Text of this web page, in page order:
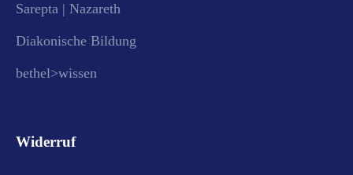
Sarepta | Nazareth
Diakonische Bildung
bethel>wissen
Widerruf